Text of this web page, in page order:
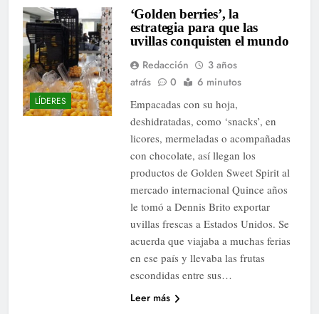
LÍDERES
‘Golden berries’, la
estrategia para que las
uvillas conquisten el mundo
Redacción
3 años
atrás
0
6 minutos
Empacadas con su hoja,
deshidratadas, como ‘snacks’, en
licores, mermeladas o acompañadas
con chocolate, así llegan los
productos de Golden Sweet Spirit al
mercado internacional Quince años
le tomó a Dennis Brito exportar
uvillas frescas a Estados Unidos. Se
acuerda que viajaba a muchas ferias
en ese país y llevaba las frutas
escondidas entre sus…
Leer más